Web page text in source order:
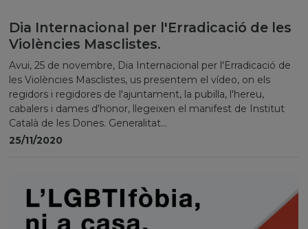
Dia Internacional per l'Erradicació de les
Violències Masclistes.
Avui, 25 de novembre, Dia Internacional per l'Erradicació de
les Violències Masclistes, us presentem el vídeo, on els
regidors i regidores de l'ajuntament, la pubilla, l'hereu,
cabalers i dames d'honor, llegeixen el manifest de Institut
Català de les Dones. Generalitat...
25/11/2020